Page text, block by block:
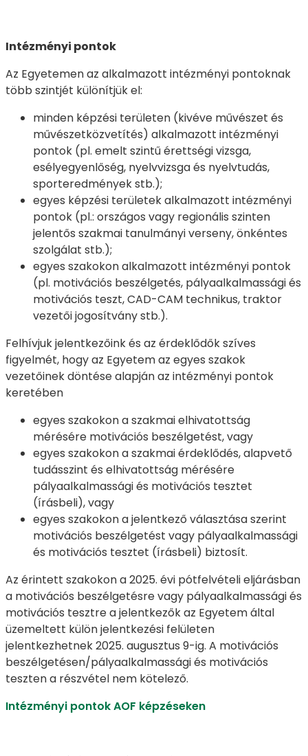
Intézményi pontok
Az Egyetemen az alkalmazott intézményi pontoknak
több szintjét különítjük el:
minden képzési területen (kivéve művészet és
művészetközvetítés) alkalmazott intézményi
pontok (pl. emelt szintű érettségi vizsga,
esélyegyenlőség, nyelvvizsga és nyelvtudás,
sporteredmények stb.);
egyes képzési területek alkalmazott intézményi
pontok (pl.: országos vagy regionális szinten
jelentős szakmai tanulmányi verseny, önkéntes
szolgálat stb.);
egyes szakokon alkalmazott intézményi pontok
(pl. motivációs beszélgetés, pályaalkalmassági és
motivációs teszt, CAD-CAM technikus, traktor
vezetői jogosítvány stb.).
Felhívjuk jelentkezőink és az érdeklődők szíves
figyelmét, hogy az Egyetem az egyes szakok
vezetőinek döntése alapján az intézményi pontok
keretében
egyes szakokon a szakmai elhivatottság
mérésére motivációs beszélgetést, vagy
egyes szakokon a szakmai érdeklődés, alapvető
tudásszint és elhivatottság mérésére
pályaalkalmassági és motivációs tesztet
(írásbeli), vagy
egyes szakokon a jelentkező választása szerint
motivációs beszélgetést vagy pályaalkalmassági
és motivációs tesztet (írásbeli) biztosít.
Az érintett szakokon a 2025. évi pótfelvételi eljárásban
a motivációs beszélgetésre vagy pályaalkalmassági és
motivációs tesztre a jelentkezők az Egyetem által
üzemeltett külön jelentkezési felületen
jelentkezhetnek 2025. augusztus 9-ig. A motivációs
beszélgetésen/pályaalkalmassági és motivációs
teszten a részvétel nem kötelező.
Intézményi pontok AOF képzéseken